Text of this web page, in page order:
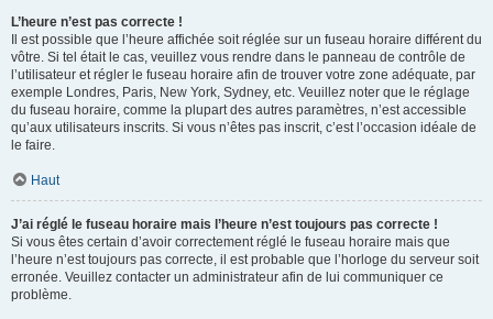
L’heure n’est pas correcte !
Il est possible que l’heure affichée soit réglée sur un fuseau horaire différent du
vôtre. Si tel était le cas, veuillez vous rendre dans le panneau de contrôle de
l’utilisateur et régler le fuseau horaire afin de trouver votre zone adéquate, par
exemple Londres, Paris, New York, Sydney, etc. Veuillez noter que le réglage
du fuseau horaire, comme la plupart des autres paramètres, n’est accessible
qu’aux utilisateurs inscrits. Si vous n’êtes pas inscrit, c’est l’occasion idéale de
le faire.
Haut
J’ai réglé le fuseau horaire mais l’heure n’est toujours pas correcte !
Si vous êtes certain d’avoir correctement réglé le fuseau horaire mais que
l’heure n’est toujours pas correcte, il est probable que l’horloge du serveur soit
erronée. Veuillez contacter un administrateur afin de lui communiquer ce
problème.